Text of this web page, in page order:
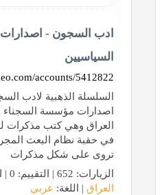
ادب السجون -
السياسيين
accounts/5412822
السلسلة الذهبية لادب
اصدارات مؤسسة السجناء
العراق وهي كتب مذكرات
في حقبة نظام البعث
تروى على شكل مذكرات
الزيارات: 652 | التقييم: 0 | المقيّمين: 0 | الدولة:
العراق | اللغة: عربي